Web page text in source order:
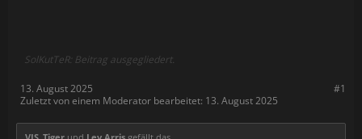
SolKutTeR: Beitrag ausgegliedert.
#1
13. August 2025
Zuletzt von einem Moderator bearbeitet: 13. August 2025